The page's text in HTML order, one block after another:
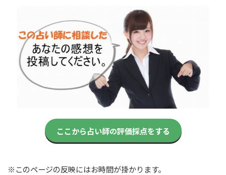
ここから占い師の評価採点をする
※このページの反映にはお時間が掛かります。